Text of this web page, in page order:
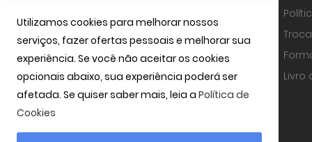
contínua evolução, investindo em
equipamentos de alta precisão, na
tecnologia óptica mais avançada e
uma equipa com técnicos
especializados.
Livro
Utilizamos cookies para melhorar nossos
serviços, fazer ofertas pessoais e melhorar sua
experiência. Se você não aceitar os cookies
opcionais abaixo, sua experiência poderá ser
afetada. Se quiser saber mais, leia a Política de
Cookies